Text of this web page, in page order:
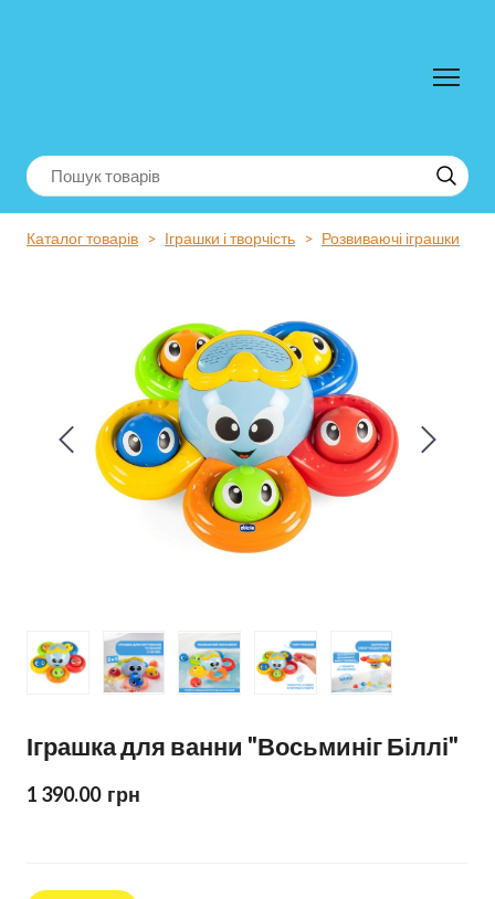
Каталог товарів Іграшки і творчість Розвиваючі іграшки
Іграшка для ванни "Восьминіг Біллі"
1 390.00  грн